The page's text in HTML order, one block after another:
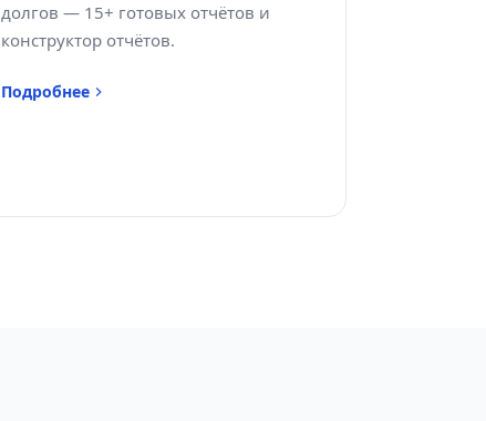
долгов — 15+ готовых отчётов и
конструктор отчётов.
Подробнее